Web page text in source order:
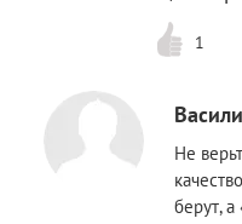
1
Не
берут,